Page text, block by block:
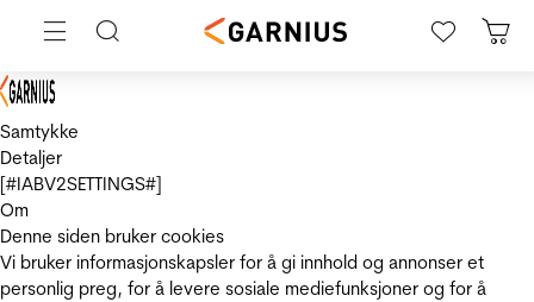
Samtykke
Detaljer
[#IABV2SETTINGS#]
Om
Denne siden bruker cookies
Vi bruker informasjonskapsler for å gi innhold og annonser et
personlig preg, for å levere sosiale mediefunksjoner og for å